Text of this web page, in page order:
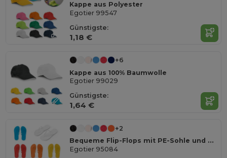
Kappe aus Polyester
Egotier 99547
Günstigste:
1,18 €
+6
Kappe aus 100% Baumwolle
Egotier 99029
Günstigste:
1,64 €
+2
Bequeme Flip-Flops mit PE-Sohle und PVC-Riemen
Egotier 95084